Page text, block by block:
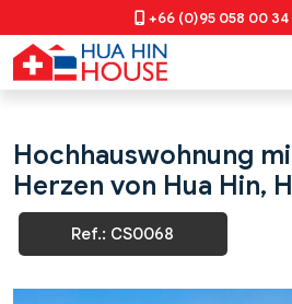
+66 (0)95 058 00 34
Hochhauswohnung
Herzen von Hua Hin,
Ref.: CS0068